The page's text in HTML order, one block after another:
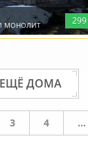
299
МОНОЛИТ
ЕЩЁ ДОМА
3 4 ...